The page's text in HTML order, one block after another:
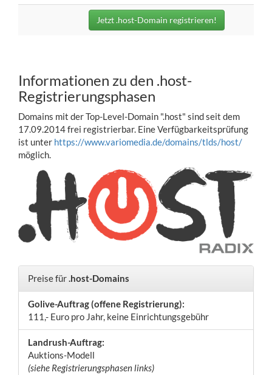
Jetzt .host-Domain registrieren!
Informationen zu den .host-
Registrierungsphasen
Domains mit der Top-Level-Domain ".host" sind seit dem
17.09.2014 frei registrierbar. Eine Verfügbarkeitsprüfung
ist unter https://www.variomedia.de/domains/tlds/host/
möglich.
Preise für .host-Domains
Golive-Auftrag (offene Registrierung):
111,- Euro pro Jahr, keine Einrichtungsgebühr
Landrush-Auftrag:
Auktions-Modell
(siehe Registrierungsphasen links)